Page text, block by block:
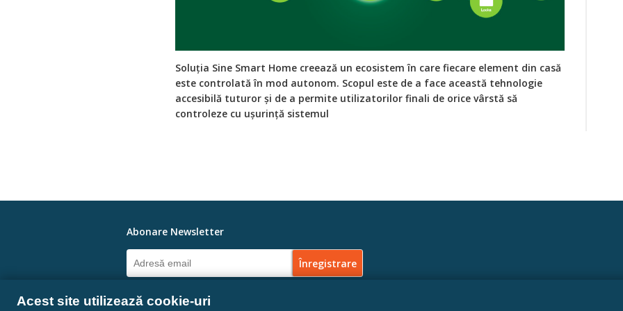
Acest site utilizează cookie-uri
Soluția Sine Smart Home creează un ecosistem în care fiecare element din casă
este controlată în mod autonom. Scopul este de a face această tehnologie
accesibilă tuturor și de a permite utilizatorilor finali de orice vârstă să
controleze cu ușurință sistemul
Abonare Newsletter